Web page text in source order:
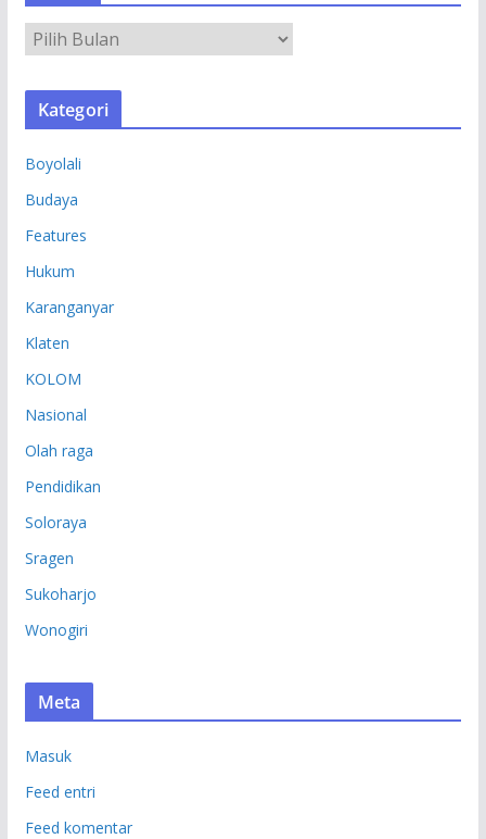
R
S
Kategori
Boyolali
Budaya
Features
Hukum
Karanganyar
Klaten
KOLOM
Nasional
Olah raga
Pendidikan
Soloraya
Sragen
Sukoharjo
Wonogiri
Meta
Masuk
Feed entri
Feed komentar